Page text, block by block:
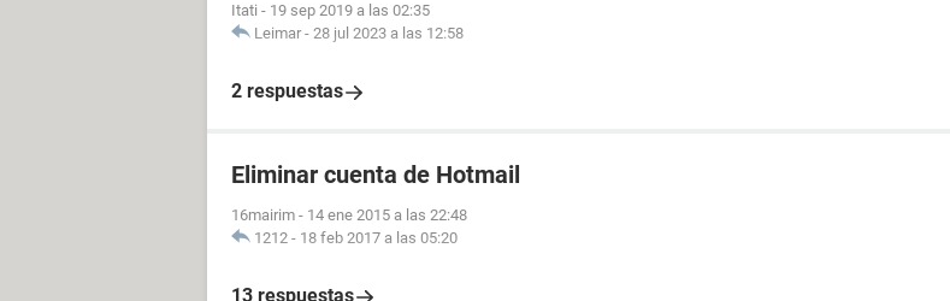
Itati - 19 sep 2019 a las 02:35
Leimar - 28 jul 2023 a las 12:58
2 respuestas
Eliminar cuenta de Hotmail
16mairim - 14 ene 2015 a las 22:48
1212 - 18 feb 2017 a las 05:20
13 respuestas